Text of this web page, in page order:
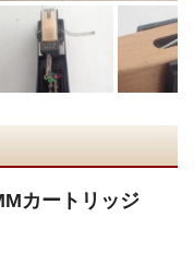
カートリッジ